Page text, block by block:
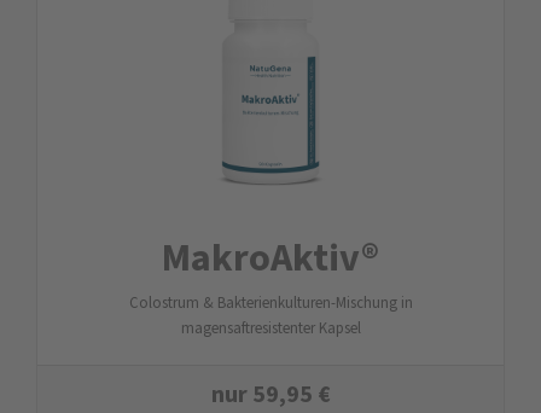
MakroAktiv®
Colostrum & Bakterienkulturen-Mischung in
magensaftresistenter Kapsel
nur59,95 €